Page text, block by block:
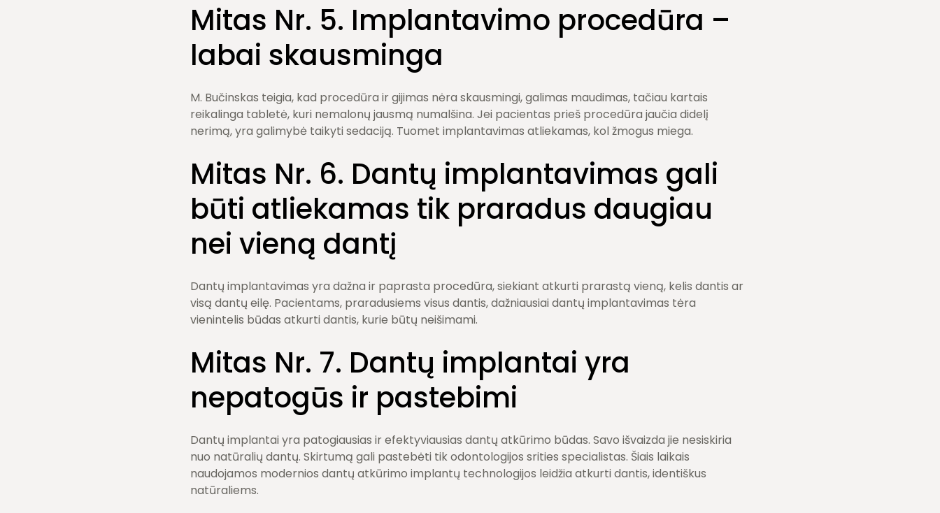
Mitas Nr. 5. Implantavimo procedūra –
labai skausminga
M. Bučinskas teigia, kad procedūra ir gijimas nėra skausmingi, galimas maudimas, tačiau kartais
reikalinga tabletė, kuri nemalonų jausmą numalšina. Jei pacientas prieš procedūra jaučia didelį
nerimą, yra galimybė taikyti sedaciją. Tuomet implantavimas atliekamas, kol žmogus miega.
Mitas Nr. 6. Dantų implantavimas gali
būti atliekamas tik praradus daugiau
nei vieną dantį
Dantų implantavimas yra dažna ir paprasta procedūra, siekiant atkurti prarastą vieną, kelis dantis ar
visą dantų eilę. Pacientams, praradusiems visus dantis, dažniausiai dantų implantavimas tėra
vienintelis būdas atkurti dantis, kurie būtų neišimami.
Mitas Nr. 7. Dantų implantai yra
nepatogūs ir pastebimi
Dantų implantai yra patogiausias ir efektyviausias dantų atkūrimo būdas. Savo išvaizda jie nesiskiria
nuo natūralių dantų. Skirtumą gali pastebėti tik odontologijos srities specialistas. Šiais laikais
naudojamos modernios dantų atkūrimo implantų technologijos leidžia atkurti dantis, identiškus
natūraliems.